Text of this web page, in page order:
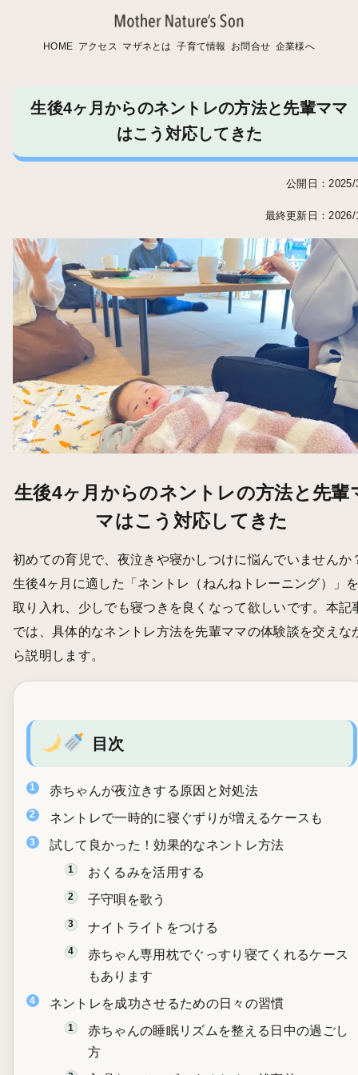
HOME アクセス マザネとは 子育て情報 お問合せ 企業様へ
生後4ヶ月からのネントレの方法と先輩ママ
はこう対応してきた
公開日：2025/
最終更新日：2026/
生後4ヶ月からのネントレの方法と先輩
マはこう対応してきた
初めての育児で、夜泣きや寝かしつけに悩んでいませんか
生後4ヶ月に適した「ネントレ（ねんねトレーニング）」
取り入れ、少しでも寝つきを良くなって欲しいです。本記
では、具体的なネントレ方法を先輩ママの体験談を交えな
ら説明します。
目次
赤ちゃんが夜泣きする原因と対処法
ネントレで一時的に寝ぐずりが増えるケースも
試して良かった！効果的なネントレ方法
おくるみを活用する
子守唄を歌う
ナイトライトをつける
赤ちゃん専用枕でぐっすり寝てくれるケース
もあります
ネントレを成功させるための日々の習慣
赤ちゃんの睡眠リズムを整える日中の過ごし
方